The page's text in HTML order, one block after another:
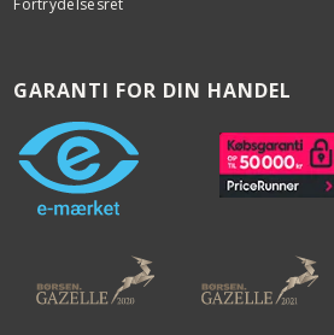
Fortrydelsesret
GARANTI FOR DIN HANDEL